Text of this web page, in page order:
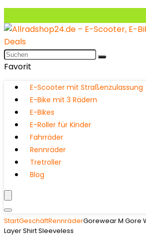
Favorit
E-Scooter mit Straßenzulassung
E-Bike mit 3 Rädern
E-Bikes
E-Roller für Kinder
Fahrräder
Rennräder
Tretroller
Blog
StartGeschäftRennräderGorewear M Gore
Layer Shirt Sleeveless